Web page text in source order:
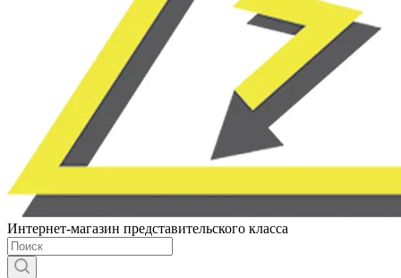
Интернет-магазин представительского класса